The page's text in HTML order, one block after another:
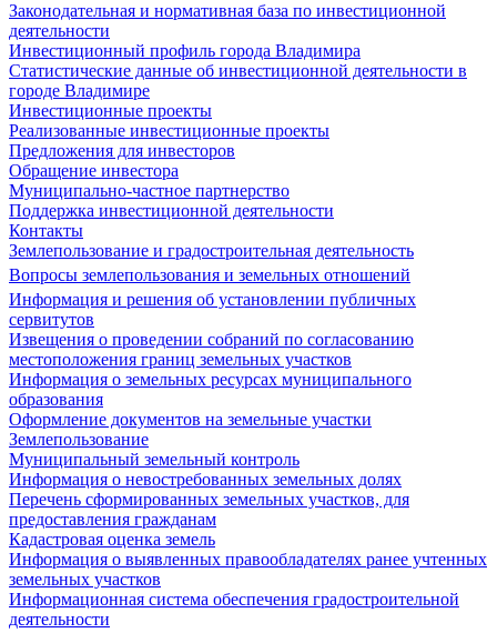
Законодательная и нормативная база по инвестиционной
деятельности
Инвестиционный профиль города Владимира
Статистические данные об инвестиционной деятельности в
городе Владимире
Инвестиционные проекты
Реализованные инвестиционные проекты
Предложения для инвесторов
Обращение инвестора
Муниципально-частное партнерство
Поддержка инвестиционной деятельности
Контакты
Землепользование и градостроительная деятельность
Вопросы землепользования и земельных отношений
Информация и решения об установлении публичных
сервитутов
Извещения о проведении собраний по согласованию
местоположения границ земельных участков
Информация о земельных ресурсах муниципального
образования
Оформление документов на земельные участки
Землепользование
Муниципальный земельный контроль
Информация о невостребованных земельных долях
Перечень сформированных земельных участков, для
предоставления гражданам
Кадастровая оценка земель
Информация о выявленных правообладателях ранее учтенных
земельных участков
Информационная система обеспечения градостроительной
деятельности